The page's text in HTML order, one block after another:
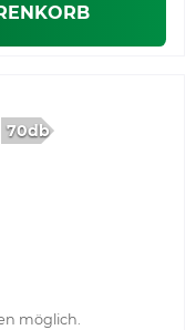
70db
möglich.